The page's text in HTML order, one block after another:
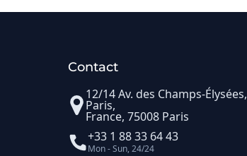
Contact
12/14 Av. des Champs-Élysées,
Paris,
France, 75008 Paris
+33 1 88 33 64 43
Mon - Sun, 24/24